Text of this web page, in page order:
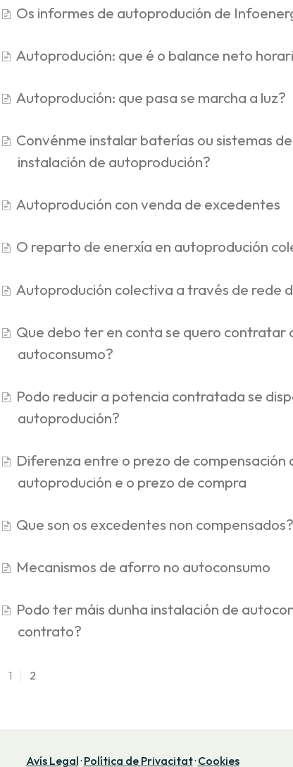
Os informes de autoprodución de
Autoprodución: que é o balance neto
Autoprodución: que pasa se marcha a luz?
Convénme instalar baterías ou sistemas
instalación de autoprodución?
Autoprodución con venda de excedentes
O reparto de enerxía en autoprodución
Autoprodución colectiva a través de rede
Que debo ter en conta se quero contratar
autoconsumo?
Podo reducir a potencia contratada se
autoprodución?
Diferenza entre o prezo de compensación
autoprodución e o prezo de compra
Que son os excedentes non compensados?
Mecanismos de aforro no autoconsumo
Podo ter máis dunha instalación de
contrato?
1 2
Avís Legal· Política de Privacitat· Cookies